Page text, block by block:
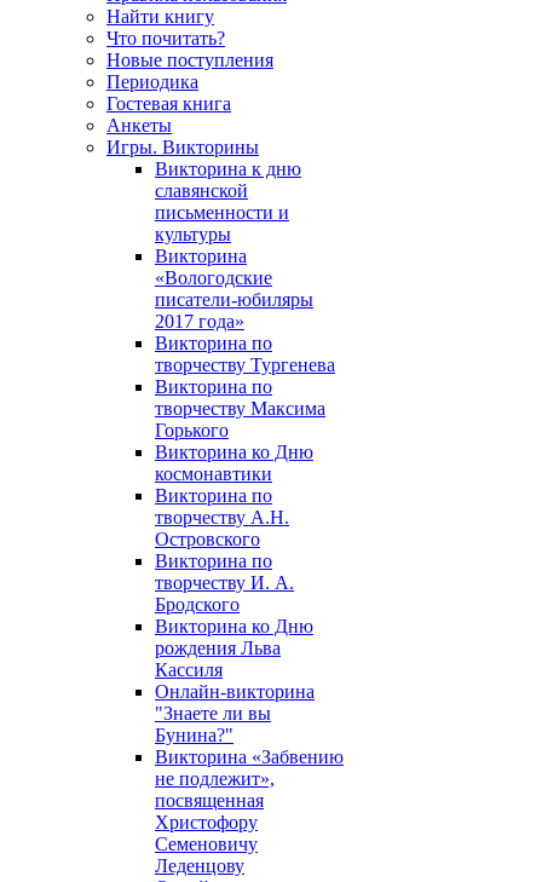
Найти книгу
Что почитать?
Новые поступления
Периодика
Гостевая книга
Анкеты
Игры. Викторины
Викторина к дню
славянской
письменности и
культуры
Викторина
«Вологодские
писатели-юбиляры
2017 года»
Викторина по
творчеству Тургенева
Викторина по
творчеству Максима
Горького
Викторина ко Дню
космонавтики
Викторина по
творчеству А.Н.
Островского
Викторина по
творчеству И. А.
Бродского
Викторина ко Дню
рождения Льва
Кассиля
Онлайн-викторина
"Знаете ли вы
Бунина?"
Викторина «Забвению
не подлежит»,
посвященная
Христофору
Семеновичу
Леденцову